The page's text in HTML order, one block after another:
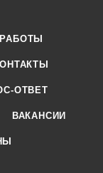
ОТВЕТ
ВАКАНСИИ